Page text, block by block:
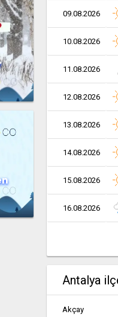
09.08.2026
10.08.2026
11.08.2026
12.08.2026
13.08.2026
14.08.2026
15.08.2026
16.08.2026
Antalya
Akçay